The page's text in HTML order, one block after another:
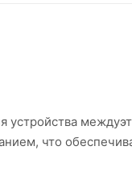
устройства
что